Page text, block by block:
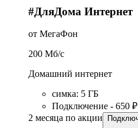
#ДляДома Интернет
от МегаФон
200 Мб/c
Домашний интернет
симка: 5 ГБ
Подключение - 650 ₽
2 месяца по акции